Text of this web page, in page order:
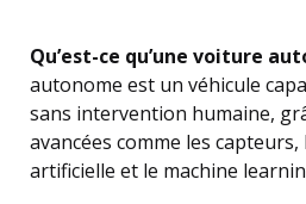
Qu’est-ce qu’une voiture
autonome est un véhicule
sans intervention humaine,
avancées comme les capteurs,
artificielle et le machine